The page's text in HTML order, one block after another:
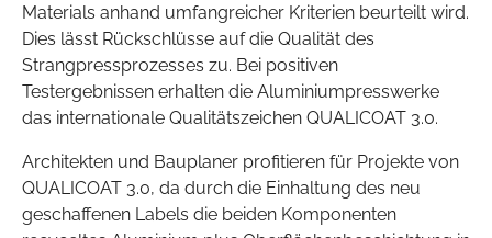
Materials anhand umfangreicher Kriterien beurteilt wird.
Dies lässt Rückschlüsse auf die Qualität des
Strangpressprozesses zu. Bei positiven
Testergebnissen erhalten die Aluminiumpresswerke
das internationale Qualitätszeichen QUALICOAT 3.0.
Architekten und Bauplaner profitieren für Projekte von
QUALICOAT 3.0, da durch die Einhaltung des neu
geschaffenen Labels die beiden Komponenten